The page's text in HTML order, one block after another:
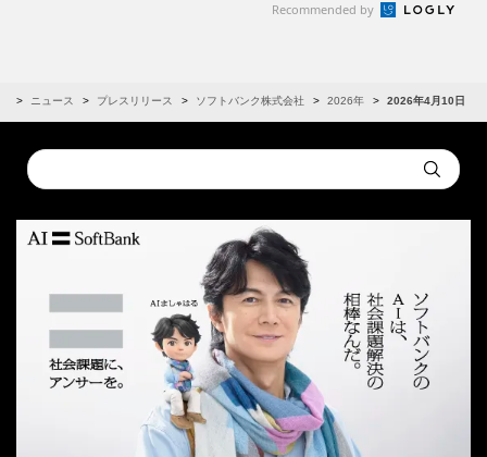
Recommended by
ニュース プレスリリース ソフトバンク株式会社 2026年 2026年4月10日
Conduct
a
Submit